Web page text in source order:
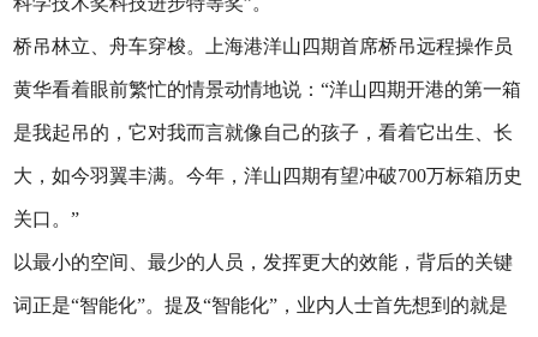
桥吊林立、舟车穿梭。上海港洋山四期首席桥吊远程操作员
黄华看着眼前繁忙的情景动情地说：“洋山四期开港的第一箱
是我起吊的，它对我而言就像自己的孩子，看着它出生、长
大，如今羽翼丰满。今年，洋山四期有望冲破700万标箱历史
关口。”
以最小的空间、最少的人员，发挥更大的效能，背后的关键
词正是“智能化”。提及“智能化”，业内人士首先想到的就是